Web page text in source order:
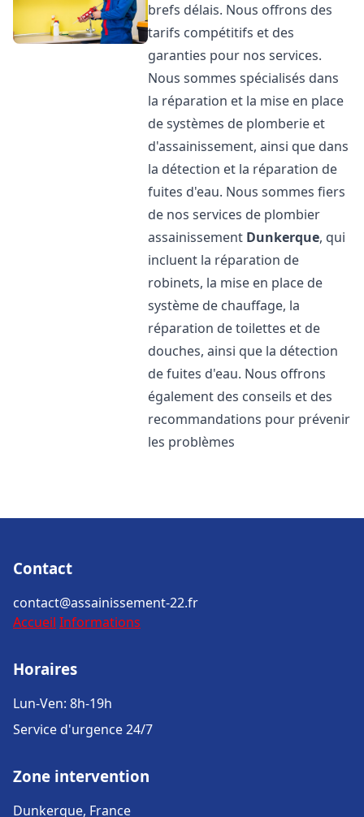
brefs délais. Nous offrons des
tarifs compétitifs et des
garanties pour nos services.
Nous sommes spécialisés dans
la réparation et la mise en place
de systèmes de plomberie et
d'assainissement, ainsi que dans
la détection et la réparation de
fuites d'eau. Nous sommes fiers
de nos services de plombier
assainissement Dunkerque, qui
incluent la réparation de
robinets, la mise en place de
système de chauffage, la
réparation de toilettes et de
douches, ainsi que la détection
de fuites d'eau. Nous offrons
également des conseils et des
recommandations pour prévenir
les problèmes
Contact
contact@assainissement-22.fr
Accueil Informations
Horaires
Lun-Ven: 8h-19h
Service d'urgence 24/7
Zone intervention
Dunkerque, France